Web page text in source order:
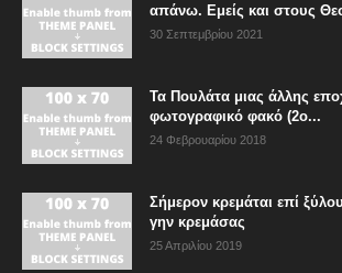
απάνω. Εμείς και στους
30 Σεπτεμβρίου 2021
Τα Πουλάτα μιας άλλης
φωτογραφικό φακό (2ο...
24 Φεβρουαρίου 2018
Σήμερον κρεμάται επί
γην κρεμάσας
25 Απριλίου 2019